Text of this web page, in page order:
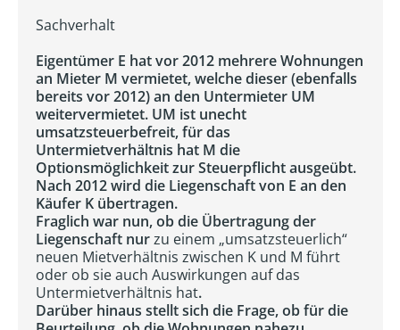
Sachverhalt
Eigentümer E hat vor 2012 mehrere Wohnungen
an Mieter M vermietet, welche dieser (ebenfalls
bereits vor 2012) an den Untermieter UM
weitervermietet. UM ist unecht
umsatzsteuerbefreit, für das
Untermietverhältnis hat M die
Optionsmöglichkeit zur Steuerpflicht ausgeübt.
Nach 2012 wird die Liegenschaft von E an den
Käufer K übertragen.
Fraglich war nun, ob die Übertragung der
Liegenschaft nurzu einem „umsatzsteuerlich“
neuen Mietverhältnis zwischen K und M führt
oder ob sie auch Auswirkungen auf das
Untermietverhältnis hat.
Darüber hinaus stellt sich die Frage, ob für die